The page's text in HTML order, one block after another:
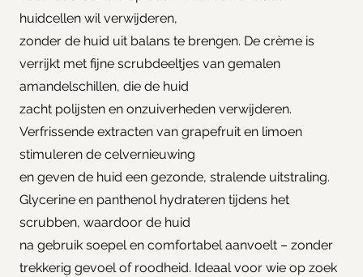
huidcellen wil verwijderen,
zonder de huid uit balans te brengen. De crème is
verrijkt met fijne scrubdeeltjes van gemalen
amandelschillen, die de huid
zacht polijsten en onzuiverheden verwijderen.
Verfrissende extracten van grapefruit en limoen
stimuleren de celvernieuwing
en geven de huid een gezonde, stralende uitstraling.
Glycerine en panthenol hydrateren tijdens het
scrubben, waardoor de huid
na gebruik soepel en comfortabel aanvoelt – zonder
trekkerig gevoel of roodheid. Ideaal voor wie op zoek